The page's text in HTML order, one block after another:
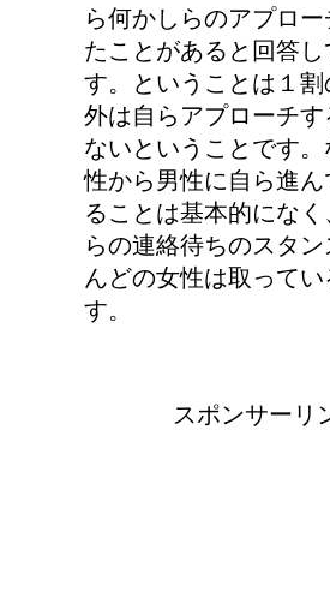
ら何かしらのアプロ
たことがあると回答し
す。ということは１割
外は自らアプローチす
ないということです
性から男性に自ら進ん
ることは基本的にな
らの連絡待ちのスタン
んどの女性は取って
す。
スポンサーリ